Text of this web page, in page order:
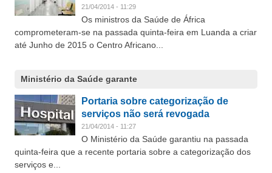
21/04/2014 - 11:29
Os ministros da Saúde de África
comprometeram-se na passada quinta-feira em Luanda a criar
até Junho de 2015 o Centro Africano...
Ministério da Saúde garante
Portaria sobre categorização de
serviços não será revogada
21/04/2014 - 11:27
O Ministério da Saúde garantiu na passada
quinta-feira que a recente portaria sobre a categorização dos
serviços e...